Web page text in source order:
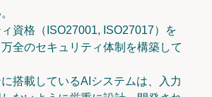
資格（ISO27001, ISO27017）を
全のセキュリティ体制を構築して
搭載しているAIシステムは、入力